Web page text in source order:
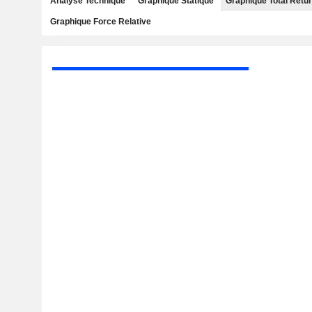
Graphique Force Relative